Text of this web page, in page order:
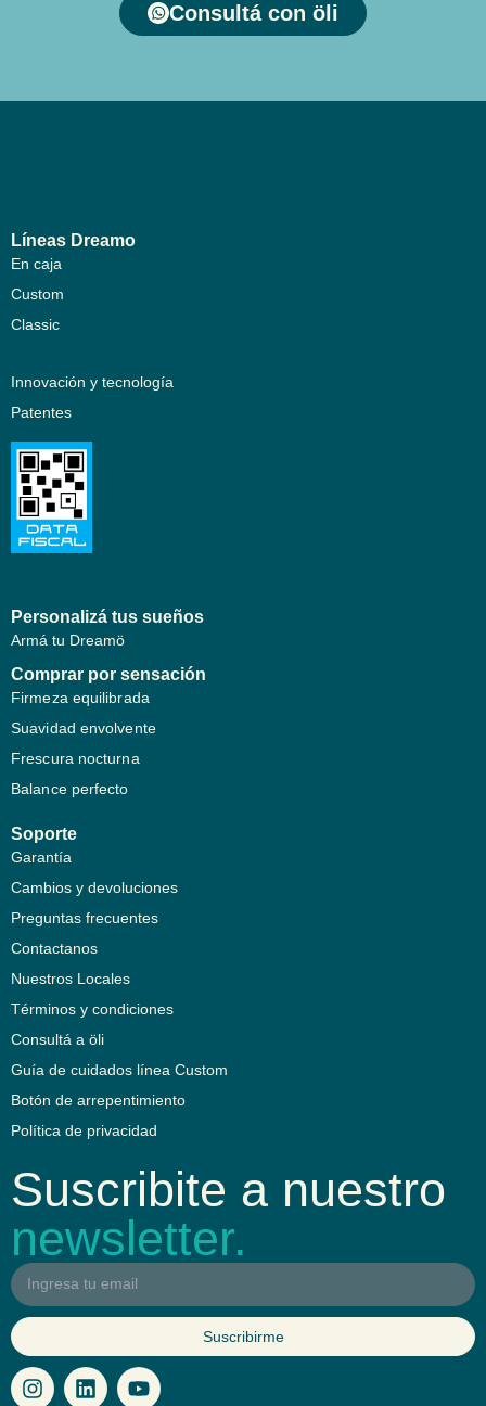
Consultá con öli
Líneas Dreamo
En caja
Custom
Classic
Innovación y tecnología
Patentes
Personalizá tus sueños
Armá tu Dreamö
Comprar por sensación
Firmeza equilibrada
Suavidad envolvente
Frescura nocturna
Balance perfecto
Soporte
Garantía
Cambios y devoluciones
Preguntas frecuentes
Contactanos
Nuestros Locales
Términos y condiciones
Consultá a öli
Guía de cuidados línea Custom
Botón de arrepentimiento
Política de privacidad
Suscribite a nuestro
newsletter.
Suscribirme
I
n
L
i
Y
o